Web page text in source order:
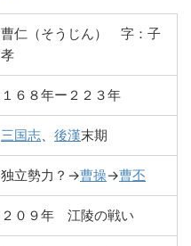
曹仁（そうじん） 字：子
孝
１６８年ー２２３年
三国志、 後漢末期
独立勢力？→曹操→曹丕
２０９年 江陵の戦い